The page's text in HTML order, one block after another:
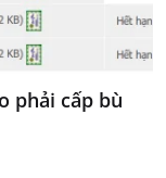
phải cấp bù